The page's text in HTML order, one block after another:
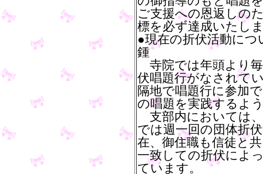
ご支援への恩返しの
標を必ず達成いたし
●現在の折伏活動に
鍾
寺院では年頭より
伏唱題行がなされて
隔地で唱題行に参加
の唱題を実践するよ
支部内においては
では週一回の団体折
在、御住職も信徒と
一致しての折伏によ
ています。